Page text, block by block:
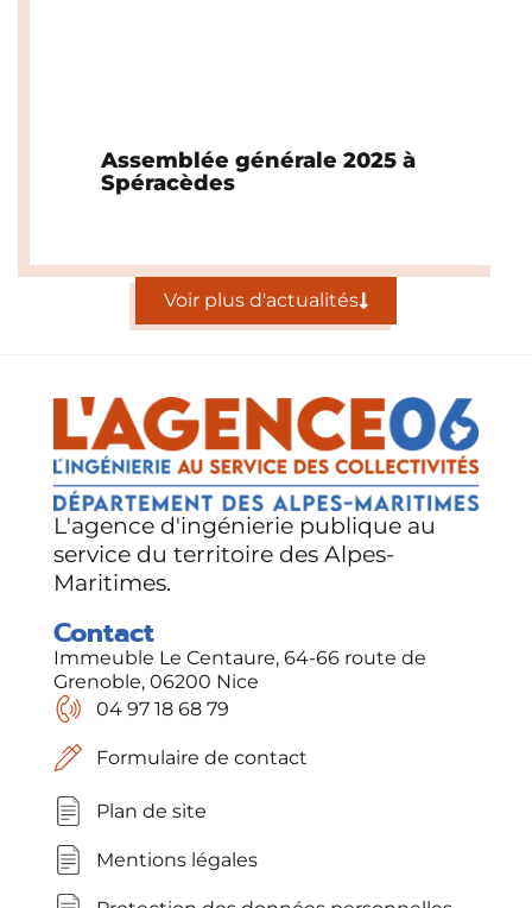
Assemblée générale 2025 à
Spéracèdes
Voir plus d'actualités
L'agence d'ingénierie publique au
service du territoire des Alpes-
Maritimes.
Contact
Immeuble Le Centaure, 64-66 route de
Grenoble, 06200 Nice
04 97 18 68 79
Formulaire de contact
Plan de site
Mentions légales